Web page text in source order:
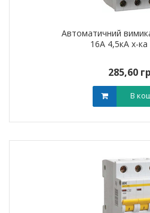
Автоматичний
16А 4,5кА х-
285,60
В